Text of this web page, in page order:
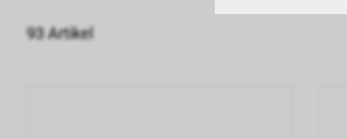
93 Artikel